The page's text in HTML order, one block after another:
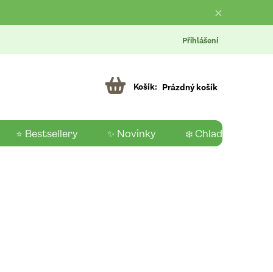
Přihlášení
Prázdný košík
⭐ Bestsellery ✨ Novinky ❄️ Chladící